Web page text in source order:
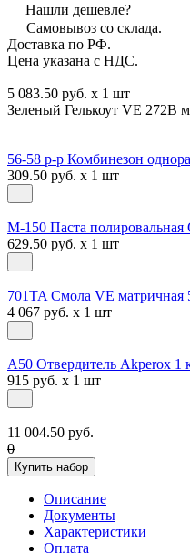
Нашли дешевле?
Самовывоз со склада.
Доставка по РФ.
Цена указана с НДС.
5 083.50 руб. x 1 шт
Зеленый Гелькоут VE 272B
56-58 р-р Комбинезон
309.50 руб. x 1 шт
М-150 Паста полировальная
629.50 руб. x 1 шт
701TA Смола VE матричная
4 067 руб. x 1 шт
A50 Отвердитель Akperox 1
915 руб. x 1 шт
11 004.50 руб.
0
Купить набор
Описание
Документы
Характеристики
Оплата